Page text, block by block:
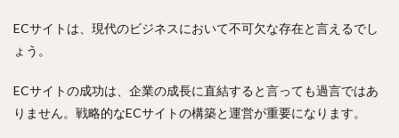
ECサイトは、現代のビジネスにおいて不可欠な存在と言えるでし
ょう。
ECサイトの成功は、企業の成長に直結すると言っても過言ではあ
りません。戦略的なECサイトの構築と運営が重要になります。